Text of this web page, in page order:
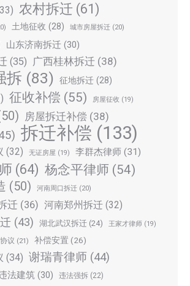
农村拆迁 (61)
土地征收 (28) 城市房屋拆迁 (20)
山东济南拆迁 (30)
(35) 广西桂林拆迁 (38)
拆 (83) 征地拆迁 (28)
征收补偿 (55) 房屋征收 (19)
房屋拆迁补偿 (38)
拆迁补偿 (133)
(32) 无证房屋 (19) 李群杰律师 (31)
(64) 杨念平律师 (54)
(50) 河南周口拆迁 (20)
迁 (36) 河南郑州拆迁 (32)
(43) 湖北武汉拆迁 (24) 王家才律师 (19)
议 (21) 补偿安置 (26)
(34) 谢瑞青律师 (44)
法建筑 (30) 违法强拆 (22)